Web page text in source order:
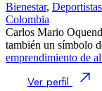
Bienestar, Deportistas
Colombia
Carlos Mario
también un símbolo
emprendimiento de
Ver perfil